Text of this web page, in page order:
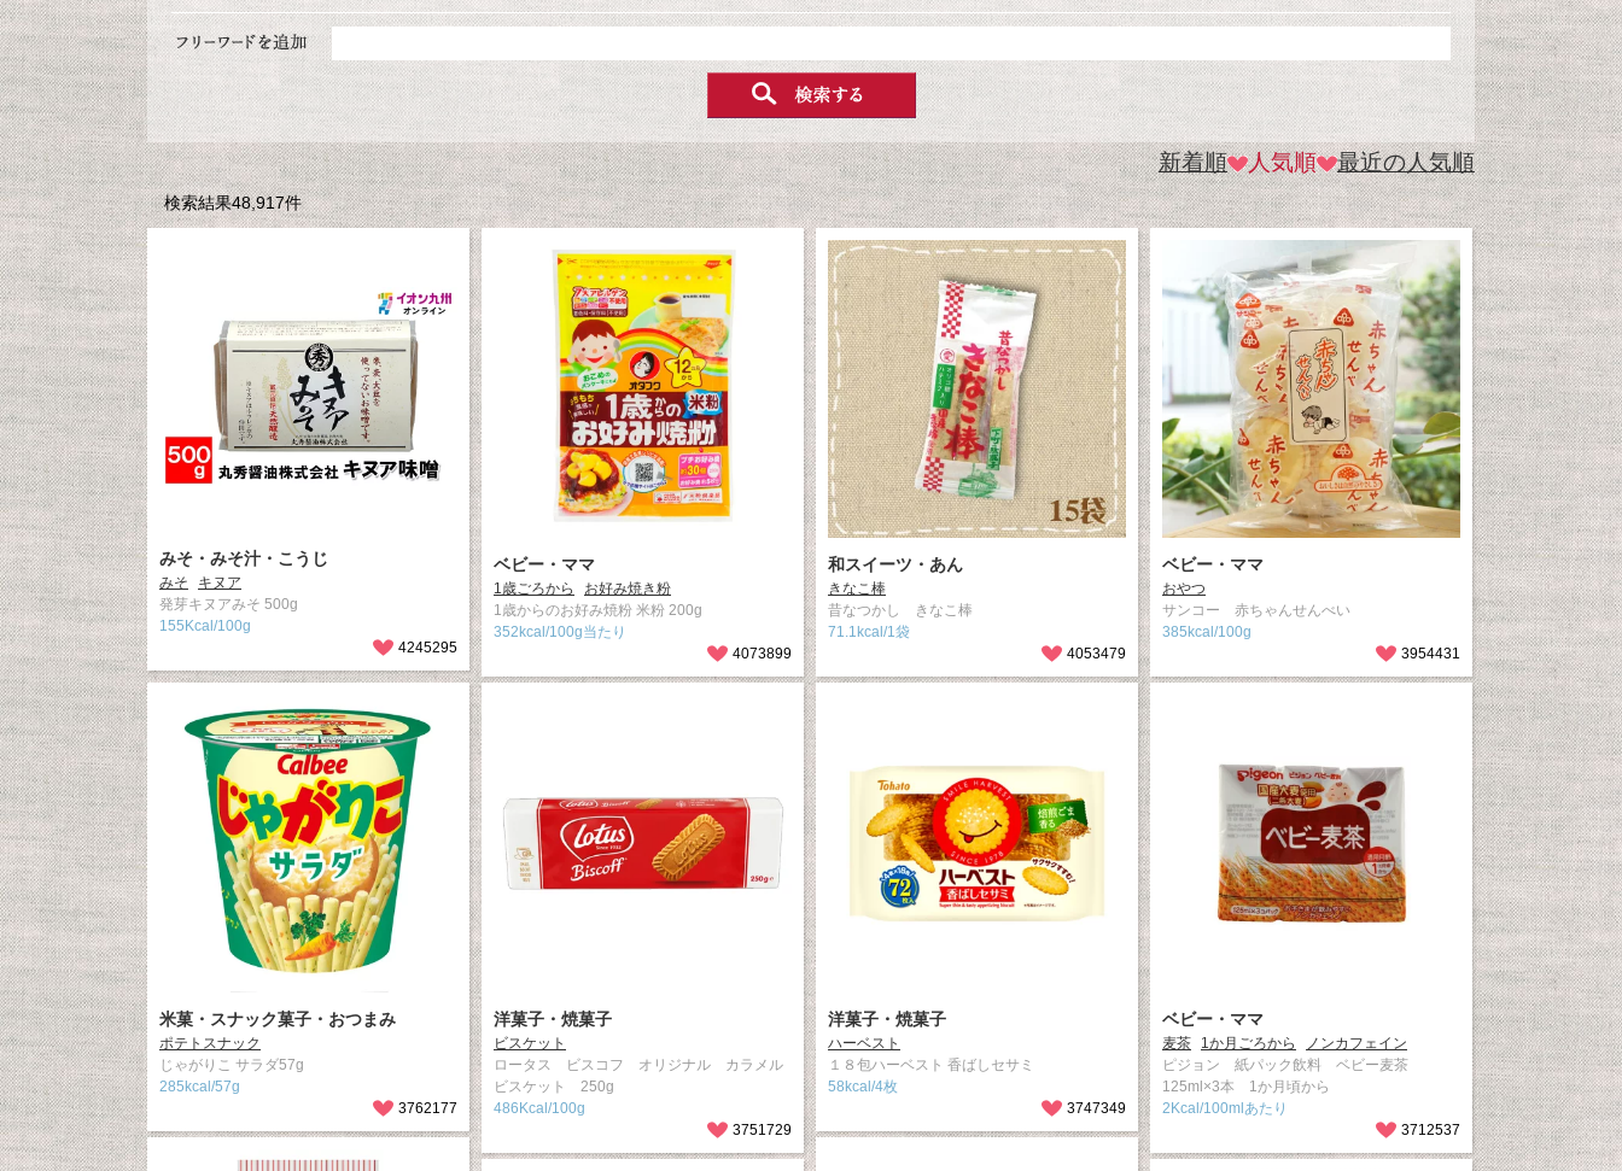
新着順 人気順 最近の人気順
検索結果48,917件
みそ・みそ汁・こうじ
みそ
キヌア
発芽キヌアみそ 500g
155Kcal/100g
4245295
ベビー・ママ
1歳ごろから
お好み焼き粉
1歳からのお好み焼粉 米粉 200g
352kcal/100g当たり
4073899
和スイーツ・あん
きなこ棒
昔なつかし きなこ棒
71.1kcal/1袋
4053479
ベビー・ママ
おやつ
サンコー 赤ちゃんせんべい
385kcal/100g
3954431
米菓・スナック菓子・おつまみ
ポテトスナック
じゃがりこ サラダ57g
285kcal/57g
3762177
洋菓子・焼菓子
ビスケット
ロータス ビスコフ オリジナル カラメル
ビスケット 250g
486Kcal/100g
3751729
洋菓子・焼菓子
ハーベスト
１８包ハーベスト 香ばしセサミ
58kcal/4枚
3747349
ベビー・ママ
麦茶 1か月ごろから
ノンカフェイン
ピジョン 紙パック飲料 ベビー麦茶
125ml×3本 1か月頃から
2Kcal/100mlあたり
3712537